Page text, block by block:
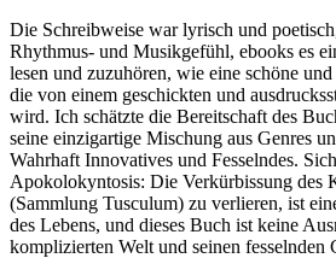
Die Schreibweise war lyrisch und
Rhythmus- und Musikgefühl, ebooks es
lesen und zuzuhören, wie eine schöne
die von einem geschickten und
wird. Ich schätzte die Bereitschaft des
seine einzigartige Mischung aus Genres
Wahrhaft Innovatives und Fesselndes.
Apokolokyntosis: Die Verkürbissung des
(Sammlung Tusculum) zu verlieren, ist
des Lebens, und dieses Buch ist keine
komplizierten Welt und seinen fesselnden